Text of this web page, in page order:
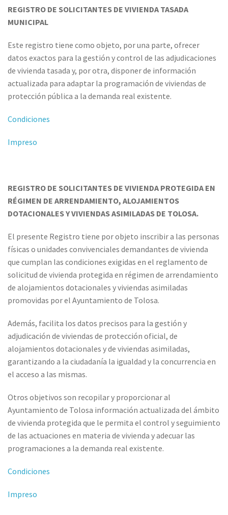
REGISTRO DE SOLICITANTES DE VIVIENDA TASADA
MUNICIPAL
Este registro tiene como objeto, por una parte, ofrecer
datos exactos para la gestión y control de las adjudicaciones
de vivienda tasada y, por otra, disponer de información
actualizada para adaptar la programación de viviendas de
protección pública a la demanda real existente.
Condiciones
Impreso
REGISTRO DE SOLICITANTES DE VIVIENDA PROTEGIDA EN
RÉGIMEN DE ARRENDAMIENTO, ALOJAMIENTOS
DOTACIONALES Y VIVIENDAS ASIMILADAS DE TOLOSA.
El presente Registro tiene por objeto inscribir a las personas
físicas o unidades convivenciales demandantes de vivienda
que cumplan las condiciones exigidas en el reglamento de
solicitud de vivienda protegida en régimen de arrendamiento
de alojamientos dotacionales y viviendas asimiladas
promovidas por el Ayuntamiento de Tolosa.
Además, facilita los datos precisos para la gestión y
adjudicación de viviendas de protección oficial, de
alojamientos dotacionales y de viviendas asimiladas,
garantizando a la ciudadanía la igualdad y la concurrencia en
el acceso a las mismas.
Otros objetivos son recopilar y proporcionar al
Ayuntamiento de Tolosa información actualizada del ámbito
de vivienda protegida que le permita el control y seguimiento
de las actuaciones en materia de vivienda y adecuar las
programaciones a la demanda real existente.
Condiciones
Impreso